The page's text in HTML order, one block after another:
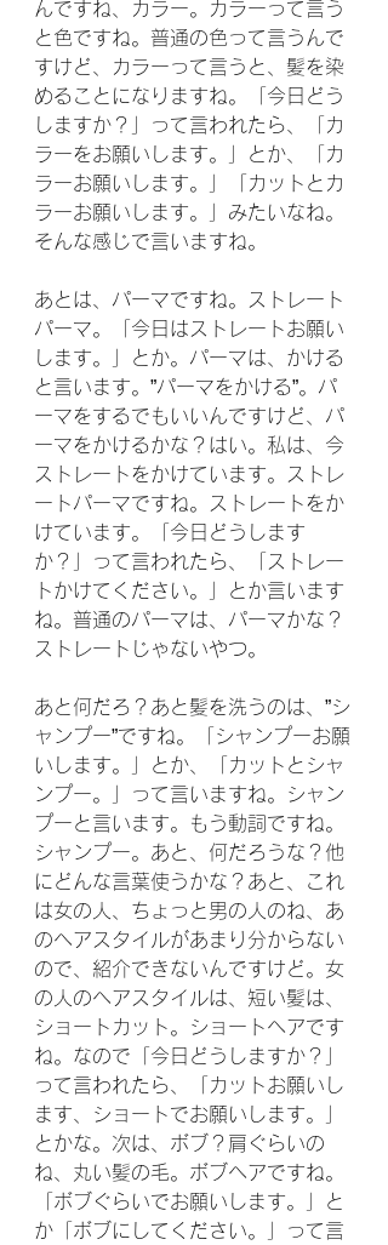
んですね、カラー。カラーって言う
と色ですね。普通の色って言うんで
すけど、カラーって言うと、髪を染
めることになりますね。「今日どう
しますか？」って言われたら、「カ
ラーをお願いします。」とか、「カ
ラーお願いします。」「カットとカ
ラーお願いします。」みたいなね。
そんな感じで言いますね。
あとは、パーマですね。ストレート
パーマ。「今日はストレートお願い
します。」とか。パーマは、かける
と言います。”パーマをかける”。パ
ーマをするでもいいんですけど、パ
ーマをかけるかな？はい。私は、今
ストレートをかけています。ストレ
ートパーマですね。ストレートをか
けています。「今日どうします
か？」って言われたら、「ストレー
トかけてください。」とか言います
ね。普通のパーマは、パーマかな？
ストレートじゃないやつ。
あと何だろ？あと髪を洗うのは、”シ
ャンプー”ですね。「シャンプーお願
いします。」とか、「カットとシャ
ンプー。」って言いますね。シャン
プーと言います。もう動詞ですね。
シャンプー。あと、何だろうな？他
にどんな言葉使うかな？あと、これ
は女の人、ちょっと男の人のね、あ
のヘアスタイルがあまり分からない
ので、紹介できないんですけど。女
の人のヘアスタイルは、短い髪は、
ショートカット。ショートヘアです
ね。なので「今日どうしますか？」
って言われたら、「カットお願いし
ます、ショートでお願いします。」
とかな。次は、ボブ？肩ぐらいの
ね、丸い髪の毛。ボブヘアですね。
「ボブぐらいでお願いします。」と
か「ボブにしてください。」って言